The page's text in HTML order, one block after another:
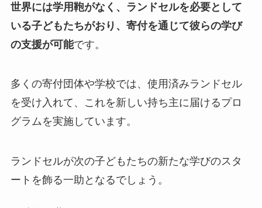
世界には学用鞄がなく、ランドセルを必要として
いる子どもたちがおり、寄付を通じて彼らの学び
の支援が可能です。
多くの寄付団体や学校では、使用済みランドセル
を受け入れて、これを新しい持ち主に届けるプロ
グラムを実施しています。
ランドセルが次の子どもたちの新たな学びのスタ
ートを飾る一助となるでしょう。